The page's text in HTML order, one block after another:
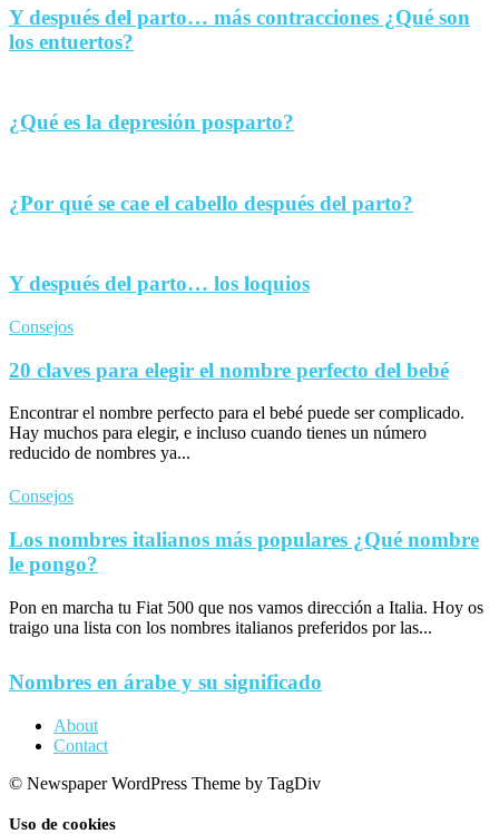
Y después del parto… más contracciones ¿Qué son
los entuertos?
¿Qué es la depresión posparto?
¿Por qué se cae el cabello después del parto?
Y después del parto… los loquios
Consejos
20 claves para elegir el nombre perfecto del bebé
Encontrar el nombre perfecto para el bebé puede ser complicado.
Hay muchos para elegir, e incluso cuando tienes un número
reducido de nombres ya...
Consejos
Los nombres italianos más populares ¿Qué nombre
le pongo?
Pon en marcha tu Fiat 500 que nos vamos dirección a Italia. Hoy os
traigo una lista con los nombres italianos preferidos por las...
Nombres en árabe y su significado
About
Contact
© Newspaper WordPress Theme by TagDiv
Uso de cookies